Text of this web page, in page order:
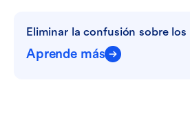
Eliminar la confusión sobre los
Aprende más